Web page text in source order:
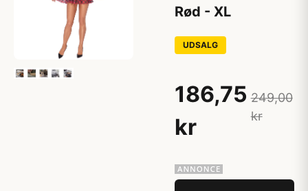
Rød - XL
UDSALG
186,75
kr
249,00
kr